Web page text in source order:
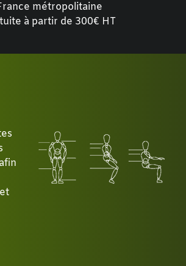
métropolitaine
à partir de 300€ HT